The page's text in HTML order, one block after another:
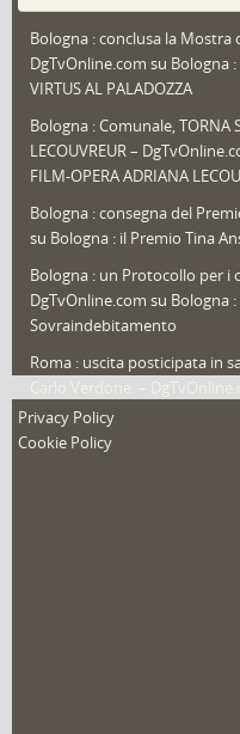
Redazioni(1.049)
Speciali (22)
Sport
That's Bologna Magazine(25)
Video (archivio) (263)
Bologna : conclusa la Mostra
DgTvOnline.com su Bologna :
VIRTUS AL PALADOZZA
Bologna : Comunale, TORNA
LECOUVREUR –
FILM-OPERA ADRIANA
Bologna : consegna del
su Bologna : il Premio Tina
Bologna : un Protocollo per
DgTvOnline.com su Bologna
Sovraindebitamento
Roma : uscita posticipata in
nuovo film
Privacy Policy
Cookie Policy